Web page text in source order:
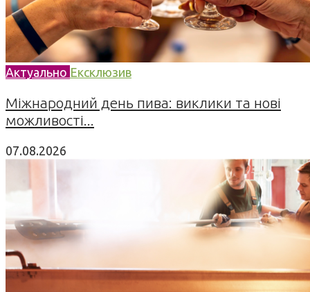
Актуально Ексклюзив
Міжнародний день пива: виклики та нові
можливості...
07.08.2026